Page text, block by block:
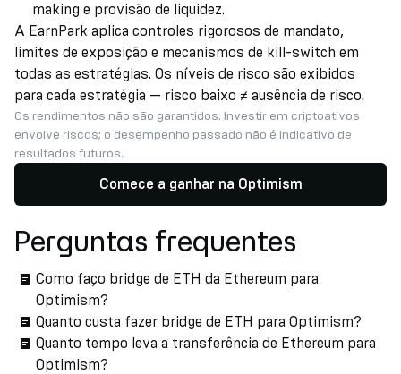
making e provisão de liquidez.
A EarnPark aplica controles rigorosos de mandato,
limites de exposição e mecanismos de kill-switch em
todas as estratégias. Os níveis de risco são exibidos
para cada estratégia — risco baixo ≠ ausência de risco.
Os rendimentos não são garantidos. Investir em criptoativos
envolve riscos; o desempenho passado não é indicativo de
resultados futuros.
Comece a ganhar na Optimism
Perguntas frequentes
Como faço bridge de ETH da Ethereum para
Optimism?
Quanto custa fazer bridge de ETH para Optimism?
Quanto tempo leva a transferência de Ethereum para
Optimism?